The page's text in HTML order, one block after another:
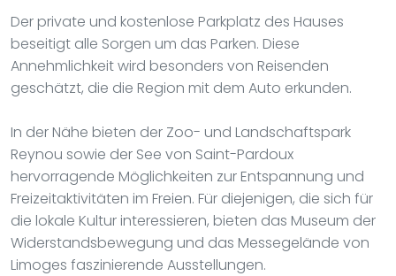
Der private und kostenlose Parkplatz des Hauses
beseitigt alle Sorgen um das Parken. Diese
Annehmlichkeit wird besonders von Reisenden
geschätzt, die die Region mit dem Auto erkunden.
In der Nähe bieten der Zoo- und Landschaftspark
Reynou sowie der See von Saint-Pardoux
hervorragende Möglichkeiten zur Entspannung und
Freizeitaktivitäten im Freien. Für diejenigen, die sich für
die lokale Kultur interessieren, bieten das Museum der
Widerstandsbewegung und das Messegelände von
Limoges faszinierende Ausstellungen.